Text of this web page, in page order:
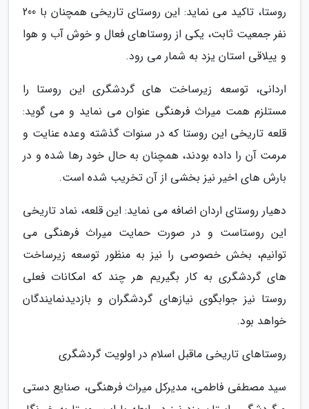
روستا، تاکید می نماید: این روستای تاریخی همچنان با 200
نفر جمعیت ثابت، یکی از روستاهای فعال و خوش آب و هوا
و ییلاقی استان یزد به شمار می رود.
اردانی، توسعه زیرساخت های گردشگری این روستا را
مستلزم همت میراث فرهنگی عنوان می نماید و می گوید:
قلعه تاریخی این روستا که در سنوات گذشته وعده عنایت و
مرمت آن را داده بودند، همچنان به حال خود رها شده و در
بارش های اخیر نیز بخشی از آن تخریب شده است.
دهیار روستای اردان اضافه می نماید: این قلعه، نماد تاریخی
این روستاست و در صورت حمایت میراث فرهنگی می
توانیم، بخش خصوصی را نیز به منظور توسعه زیرساخت
های گردشگری به کار بگیریم هر چند که امکانات فعلی
روستا نیز جوابگوی نیازهای گردشگران و بازدیدنمایندگان
خواهد بود.
روستاهای تاریخی ماقبل اسلام در اولویت گردشگری
سید مصطفی فاطمی، مدیرکل میراث فرهنگی، صنایع دستی